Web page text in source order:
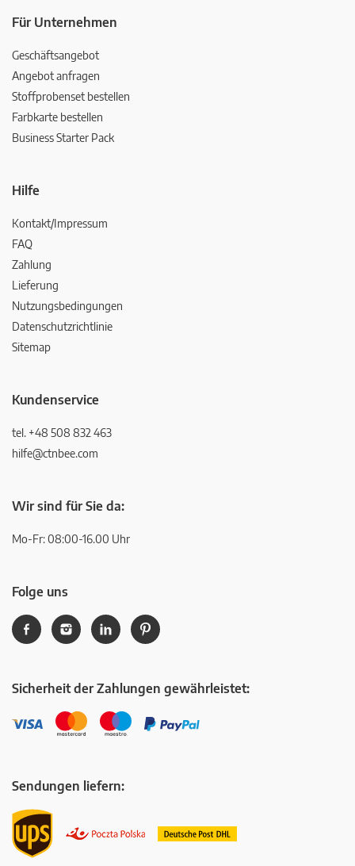
Für Unternehmen
Geschäftsangebot
Angebot anfragen
Stoffprobenset bestellen
Farbkarte bestellen
Business Starter Pack
Hilfe
Kontakt/Impressum
FAQ
Zahlung
Lieferung
Nutzungsbedingungen
Datenschutzrichtlinie
Sitemap
Kundenservice
tel. +48 508 832 463
hilfe@ctnbee.com
Wir sind für Sie da:
Mo-Fr: 08:00-16.00 Uhr
Folge uns
Sicherheit der Zahlungen gewährleistet:
Sendungen liefern: